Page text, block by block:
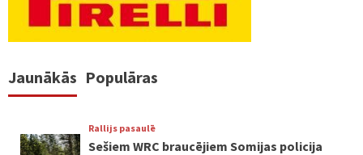
Jaunākās Populāras
Rallijs pasaulē
Sešiem WRC braucējiem Somijas policija